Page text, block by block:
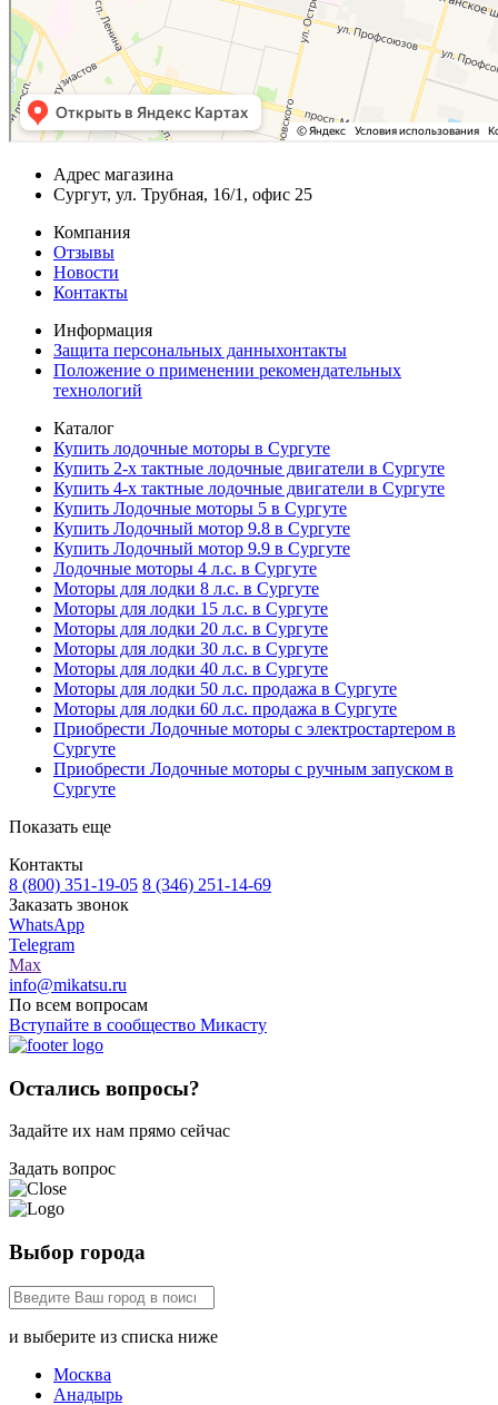
Адрес магазина
Сургут, ул. Трубная, 16/1, офис 25
Компания
Отзывы
Новости
Контакты
Информация
Защита персональных данныхонтакты
Положение о применении рекомендательных
технологий
Каталог
Купить лодочные моторы в Сургуте
Купить 2-х тактные лодочные двигатели в Сургуте
Купить 4-х тактные лодочные двигатели в Сургуте
Купить Лодочные моторы 5 в Сургуте
Купить Лодочный мотор 9.8 в Сургуте
Купить Лодочный мотор 9.9 в Сургуте
Лодочные моторы 4 л.с. в Сургуте
Моторы для лодки 8 л.с. в Сургуте
Моторы для лодки 15 л.с. в Сургуте
Моторы для лодки 20 л.с. в Сургуте
Моторы для лодки 30 л.с. в Сургуте
Моторы для лодки 40 л.с. в Сургуте
Моторы для лодки 50 л.с. продажа в Сургуте
Моторы для лодки 60 л.с. продажа в Сургуте
Приобрести Лодочные моторы с электростартером в
Сургуте
Приобрести Лодочные моторы с ручным запуском в
Сургуте
Показать еще
Контакты
8 (800) 351-19-05 8 (346) 251-14-69
Заказать звонок
WhatsApp
Telegram
Max
info@mikatsu.ru
По всем вопросам
Вступайте в сообщество Микасту
Остались вопросы?
Задайте их нам прямо сейчас
Задать вопрос
Выбор города
и выберите из списка ниже
Москва
Анадырь